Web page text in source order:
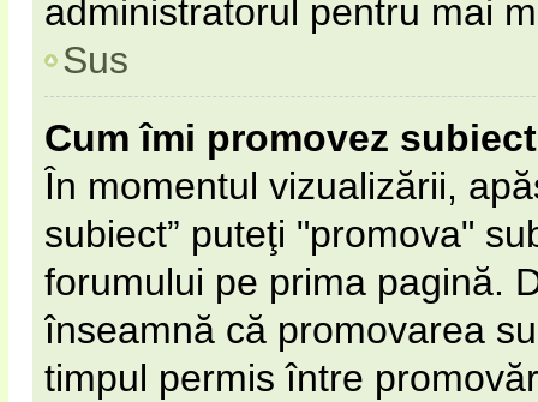
administratorul pentru mai
Sus
Cum îmi promovez
În momentul vizualizării,
subiect” puteţi "promova"
forumului pe prima pagină.
înseamnă că promovarea
timpul permis între